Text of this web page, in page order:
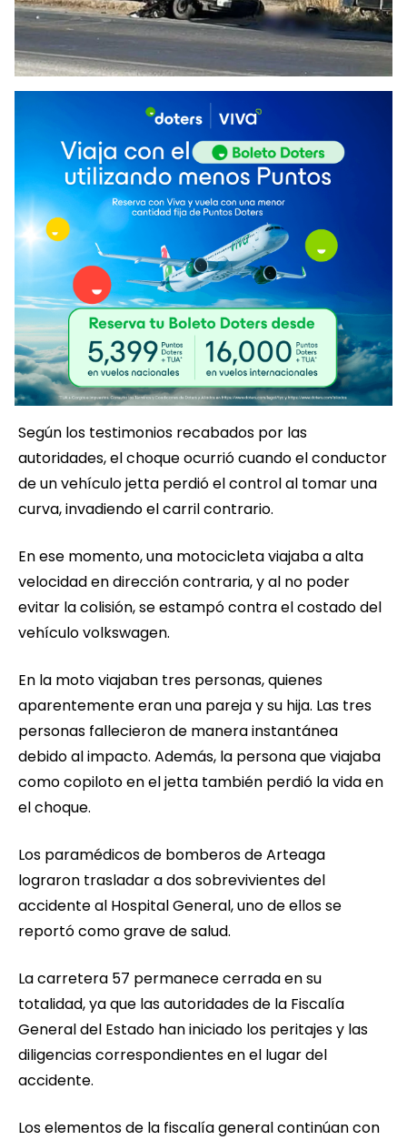
Según los testimonios recabados por las
autoridades, el choque ocurrió cuando el conductor
de un vehículo jetta perdió el control al tomar una
curva, invadiendo el carril contrario.
En ese momento, una motocicleta viajaba a alta
velocidad en dirección contraria, y al no poder
evitar la colisión, se estampó contra el costado del
vehículo volkswagen.
En la moto viajaban tres personas, quienes
aparentemente eran una pareja y su hija. Las tres
personas fallecieron de manera instantánea
debido al impacto. Además, la persona que viajaba
como copiloto en el jetta también perdió la vida en
el choque.
Los paramédicos de bomberos de Arteaga
lograron trasladar a dos sobrevivientes del
accidente al Hospital General, uno de ellos se
reportó como grave de salud.
La carretera 57 permanece cerrada en su
totalidad, ya que las autoridades de la Fiscalía
General del Estado han iniciado los peritajes y las
diligencias correspondientes en el lugar del
accidente.
Los elementos de la fiscalía general continúan con